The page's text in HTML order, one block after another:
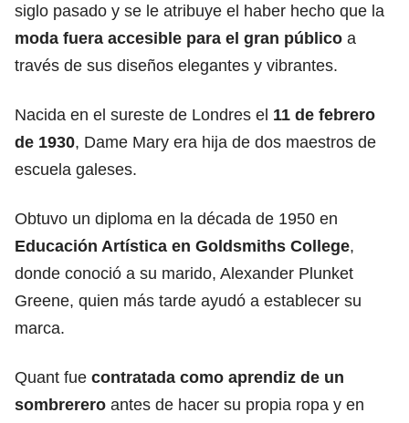
siglo pasado y se le atribuye el haber hecho que la
moda fuera accesible para el gran público a
través de sus diseños elegantes y vibrantes.
Nacida en el sureste de Londres el 11 de febrero
de 1930, Dame Mary era hija de dos maestros de
escuela galeses.
Obtuvo un diploma en la década de 1950 en
Educación Artística en Goldsmiths College,
donde conoció a su marido, Alexander Plunket
Greene, quien más tarde ayudó a establecer su
marca.
Quant fue contratada como aprendiz de un
sombrerero antes de hacer su propia ropa y en